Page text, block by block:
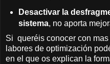
Desactivar la
sistema, no aporta
Si queréis conocer con
labores de optimización
en el que os explican la